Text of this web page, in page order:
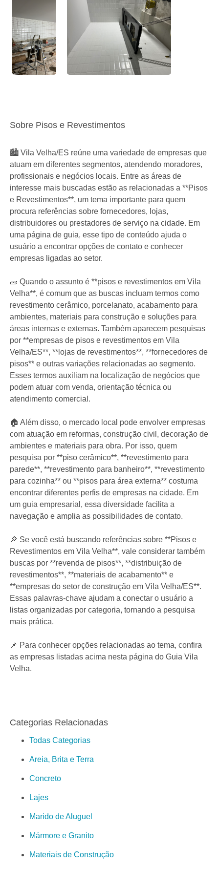
Sobre Pisos e Revestimentos
🏙️ Vila Velha/ES reúne uma variedade de empresas que
atuam em diferentes segmentos, atendendo moradores,
profissionais e negócios locais. Entre as áreas de
interesse mais buscadas estão as relacionadas a **Pisos
e Revestimentos**, um tema importante para quem
procura referências sobre fornecedores, lojas,
distribuidores ou prestadores de serviço na cidade. Em
uma página de guia, esse tipo de conteúdo ajuda o
usuário a encontrar opções de contato e conhecer
empresas ligadas ao setor.
🧱 Quando o assunto é **pisos e revestimentos em Vila
Velha**, é comum que as buscas incluam termos como
revestimento cerâmico, porcelanato, acabamento para
ambientes, materiais para construção e soluções para
áreas internas e externas. Também aparecem pesquisas
por **empresas de pisos e revestimentos em Vila
Velha/ES**, **lojas de revestimentos**, **fornecedores de
pisos** e outras variações relacionadas ao segmento.
Esses termos auxiliam na localização de negócios que
podem atuar com venda, orientação técnica ou
atendimento comercial.
🏠 Além disso, o mercado local pode envolver empresas
com atuação em reformas, construção civil, decoração de
ambientes e materiais para obra. Por isso, quem
pesquisa por **piso cerâmico**, **revestimento para
parede**, **revestimento para banheiro**, **revestimento
para cozinha** ou **pisos para área externa** costuma
encontrar diferentes perfis de empresas na cidade. Em
um guia empresarial, essa diversidade facilita a
navegação e amplia as possibilidades de contato.
🔎 Se você está buscando referências sobre **Pisos e
Revestimentos em Vila Velha**, vale considerar também
buscas por **revenda de pisos**, **distribuição de
revestimentos**, **materiais de acabamento** e
**empresas do setor de construção em Vila Velha/ES**.
Essas palavras-chave ajudam a conectar o usuário a
listas organizadas por categoria, tornando a pesquisa
mais prática.
📌 Para conhecer opções relacionadas ao tema, confira
as empresas listadas acima nesta página do Guia Vila
Velha.
Categorias Relacionadas
Todas Categorias
Areia, Brita e Terra
Concreto
Lajes
Marido de Aluguel
Mármore e Granito
Materiais de Construção